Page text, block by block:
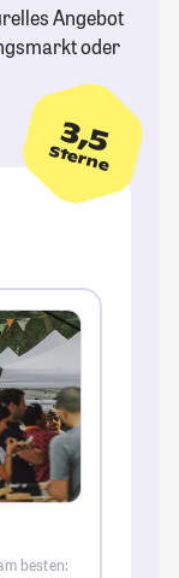
Angebot
oder
3,5
Sterne
besten: